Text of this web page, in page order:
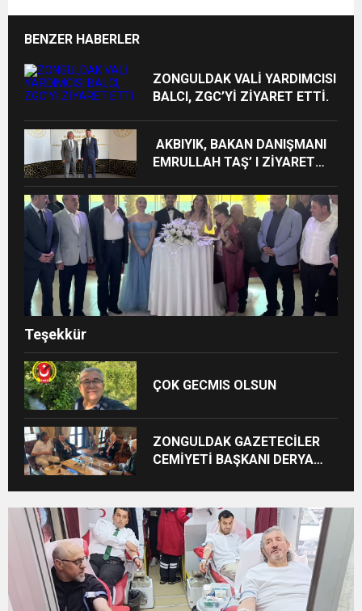
BENZER HABERLER
ZONGULDAK VALİ YARDIMCISI
BALCI, ZGC’Yİ ZİYARET ETTİ.
AKBIYIK, BAKAN DANIŞMANI
EMRULLAH TAŞ’ I ZİYARET
Teşekkür
ÇOK GECMIS OLSUN
ZONGULDAK GAZETECİLER
CEMİYETİ BAŞKANI DERYA
AİLESİNE BAYRAM ZİYARETİ